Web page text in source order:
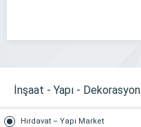
İnşaat - Yapı - Dekorasyon
Hırdavat – Yapı Market